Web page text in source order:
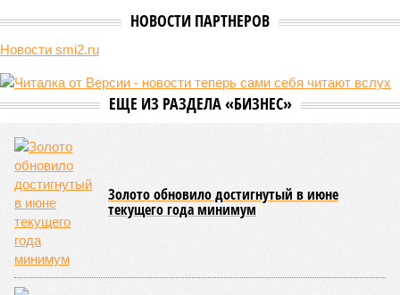
Еревану, а к гендиректору монополии Олегу Белозёрову.
По мнениюПашиняна
выходящего. Дескать, Ереван считает транспортную сеть
своей собственностью и теперь намерен просить за аренду
«железки» означенную сумму. При этом, как отмечают
эксперты, армянская сторона, выставляя этот счёт, не
раскрыла методику его калькуляции, то есть, получается,
взяла цифры с потолка. Отдельно стоит отметить, что
заключённый в 2008 году между Арменией и ОАО «РЖД»
концессионный договор, согласно которому российская
компания получила в управление «железку» республики до
2038-го, вероятно, вовсе не предусматривает такой
постановки вопроса.